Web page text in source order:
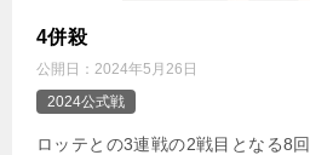
4併殺
公開日： 2024年5月26日
2024公式戦
ロッテとの3連戦の2戦目となる8